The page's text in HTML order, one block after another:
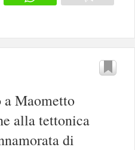
Maometto
alla tettonica
di